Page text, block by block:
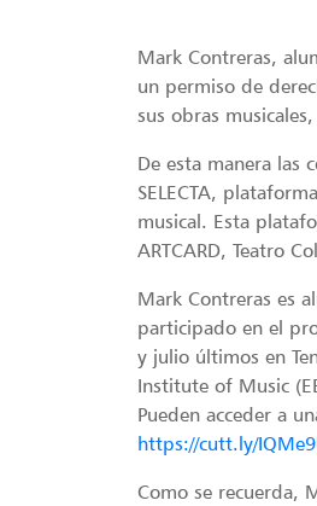
Mark Contreras,
un permiso de
sus obras
De esta manera las
SELECTA,
musical. Esta
ARTCARD, Teatro
Mark Contreras es
participado en el
y julio últimos en
Institute of Music
Pueden acceder a
https://cutt.ly/
Como se recuerda,